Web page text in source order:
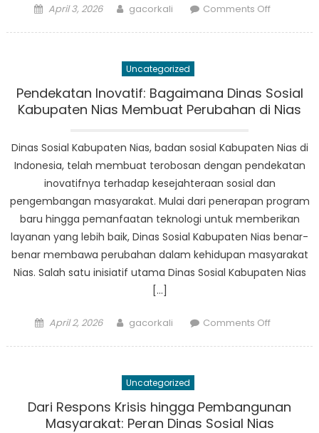
Posted
April 3, 2026 Author
gacorkali Comments Offon
Harapan
bagi
Mampu
Uncategorized
Pendekatan Inovatif: Bagaimana Dinas Sosial
Kabupaten Nias Membuat Perubahan di Nias
Dinas Sosial Kabupaten Nias, badan sosial Kabupaten Nias di
Indonesia, telah membuat terobosan dengan pendekatan
inovatifnya terhadap kesejahteraan sosial dan
pengembangan masyarakat. Mulai dari penerapan program
baru hingga pemanfaatan teknologi untuk memberikan
layanan yang lebih baik, Dinas Sosial Kabupaten Nias benar-
benar membawa perubahan dalam kehidupan masyarakat
Nias. Salah satu inisiatif utama Dinas Sosial Kabupaten Nias
[…]
Posted
April 2, 2026 Author
gacorkali Comments Offon
Sosial
Uncategorized
Dari Respons Krisis hingga Pembangunan
Masyarakat: Peran Dinas Sosial Nias